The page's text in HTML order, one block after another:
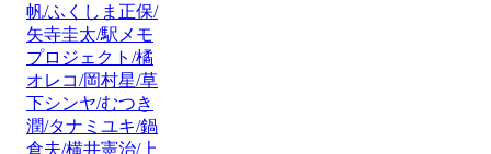
帆/ふくしま正保/
矢寺圭太/駅メモ
プロジェクト/橘
オレコ/岡村星/草
下シンヤ/むつき
潤/タナミユキ/鍋
倉夫/横井憲治/上